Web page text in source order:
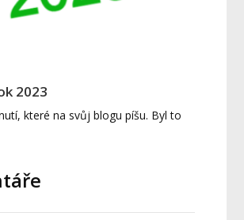
2023
které na svůj blogu píšu. Byl to